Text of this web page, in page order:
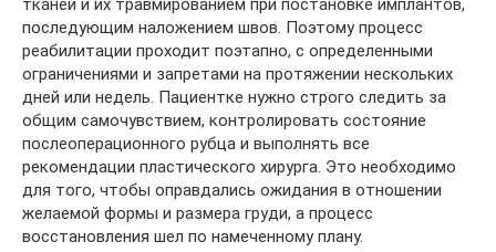
тканей и их травмированием при постановке имплантов,
последующим наложением швов. Поэтому процесс
реабилитации проходит поэтапно, с определенными
ограничениями и запретами на протяжении нескольких
дней или недель. Пациентке нужно строго следить за
общим самочувствием, контролировать состояние
послеоперационного рубца и выполнять все
рекомендации пластического хирурга. Это необходимо
для того, чтобы оправдались ожидания в отношении
желаемой формы и размера груди, а процесс
восстановления шел по намеченному плану.